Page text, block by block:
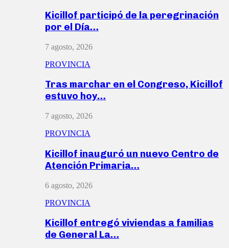
Kicillof participó de la peregrinación
por el Día…
7 agosto, 2026
PROVINCIA
Tras marchar en el Congreso, Kicillof
estuvo hoy…
7 agosto, 2026
PROVINCIA
Kicillof inauguró un nuevo Centro de
Atención Primaria…
6 agosto, 2026
PROVINCIA
Kicillof entregó viviendas a familias
de General La…